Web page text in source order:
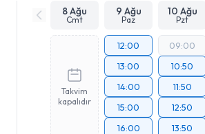
8 Ağu
Cmt
9 Ağu
Paz
10 Ağu
Pzt
Takvim
kapalıdır
12:00
13:00
14:00
15:00
16:00
09:00
10:50
11:50
12:50
13:50